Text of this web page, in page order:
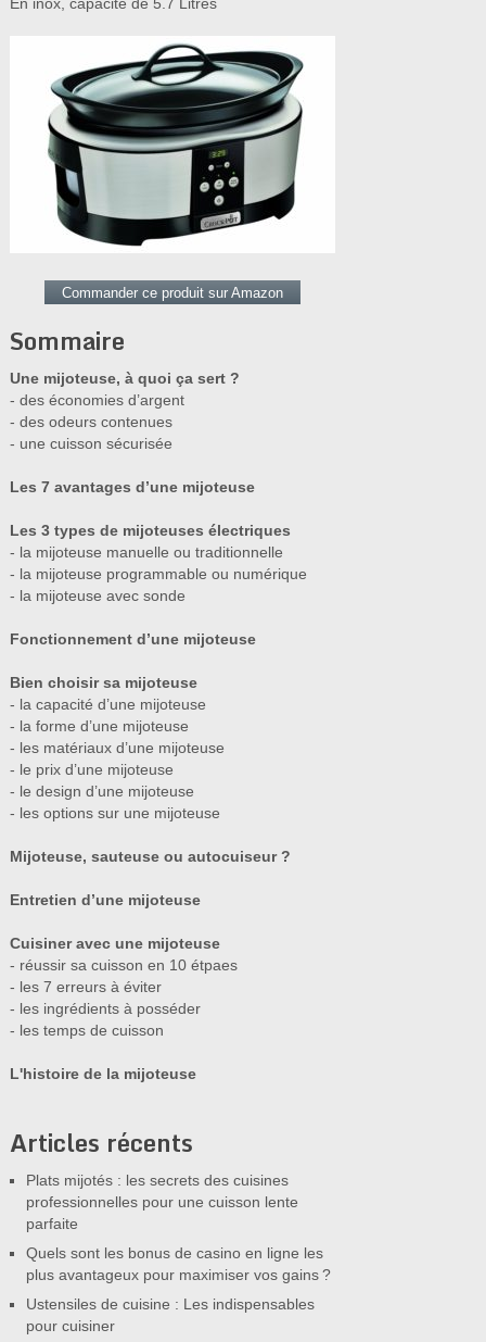
En inox, capacité de 5.7 Litres
Commander ce produit sur Amazon
Sommaire
Une mijoteuse, à quoi ça sert ?
- des économies d’argent
- des odeurs contenues
- une cuisson sécurisée
Les 7 avantages d’une mijoteuse
Les 3 types de mijoteuses électriques
- la mijoteuse manuelle ou traditionnelle
- la mijoteuse programmable ou numérique
- la mijoteuse avec sonde
Fonctionnement d’une mijoteuse
Bien choisir sa mijoteuse
- la capacité d’une mijoteuse
- la forme d’une mijoteuse
- les matériaux d’une mijoteuse
- le prix d’une mijoteuse
- le design d’une mijoteuse
- les options sur une mijoteuse
Mijoteuse, sauteuse ou autocuiseur ?
Entretien d’une mijoteuse
Cuisiner avec une mijoteuse
- réussir sa cuisson en 10 étpaes
- les 7 erreurs à éviter
- les ingrédients à posséder
- les temps de cuisson
L'histoire de la mijoteuse
Articles récents
Plats mijotés : les secrets des cuisines
professionnelles pour une cuisson lente
parfaite
Quels sont les bonus de casino en ligne les
plus avantageux pour maximiser vos gains ?
Ustensiles de cuisine : Les indispensables
pour cuisiner